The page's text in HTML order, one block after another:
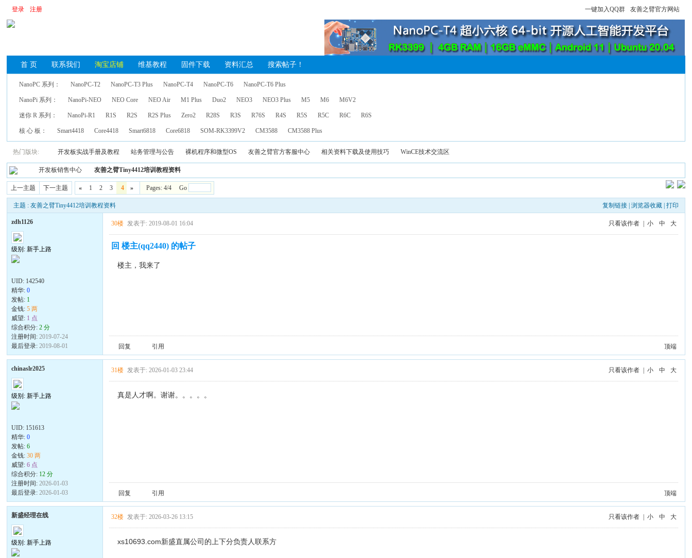
登录 注册 一键加入QQ群 友善之臂官方网站
首 页 联系我们 淘宝店铺 维基教程 固件下载 资料汇总 搜索帖子！
NanoPC 系列： NanoPC-T2 NanoPC-T3 Plus NanoPC-T4 NanoPC-T6 NanoPC-T6 Plus
NanoPi 系列： NanoPi-NEO NEO Core NEO Air M1 Plus Duo2 NEO3 NEO3 Plus M5 M6 M6V2
迷你 R 系列： NanoPi-R1 R1S R2S R2S Plus Zero2 R28S R3S R76S R4S R5S R5C R6C R6S
核 心 板： Smart4418 Core4418 Smart6818 Core6818 SOM-RK3399V2 CM3588 CM3588 Plus
热门版块: 开发板实战手册及教程 站务管理与公告 裸机程序和微型OS 友善之臂官方客服中心 相关资料下载及使用技巧 WinCE技术交流区
开发板销售中心 友善之臂Tiny4412培训教程资料
上一主题 下一主题 « 1 2 3 4 » Pages: 4/4 Go
主题 : 友善之臂Tiny4412培训教程资料 复制链接| 浏览器收藏| 打印
zdh1126
级别: 新手上路
UID: 142540
精华:0
发帖: 1
金钱:5 两
威望: 1 点
综合积分:2 分
注册时间:2019-07-24
最后登录:2019-08-01
30楼 发表于: 2019-08-01 16:04 只看该作者 小 中 大
回 楼主(qq2440) 的帖子
楼主，我来了
顶端
回复 引用
chinaslr2025
级别: 新手上路
UID: 151613
精华:0
发帖:6
金钱:30 两
威望:6 点
综合积分: 12 分
注册时间:2026-01-03
最后登录:2026-01-03
31楼 发表于: 2026-01-03 23:44 只看该作者 小 中 大
真是人才啊。谢谢。。。。。
顶端
回复 引用
新盛经理在线
级别: 新手上路
32楼 发表于: 2026-03-26 13:15 只看该作者 小 中 大
xs10693.com新盛直属公司的上下分负责人联系方